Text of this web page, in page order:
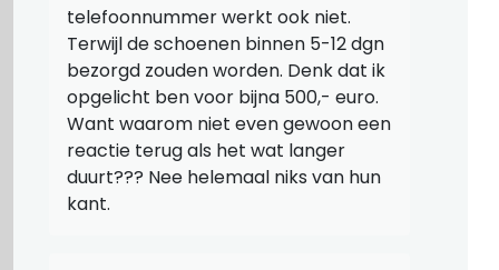
telefoonnummer werkt ook niet.
Terwijl de schoenen binnen 5-12 dgn
bezorgd zouden worden. Denk dat ik
opgelicht ben voor bijna 500,- euro.
Want waarom niet even gewoon een
reactie terug als het wat langer
duurt??? Nee helemaal niks van hun
kant.